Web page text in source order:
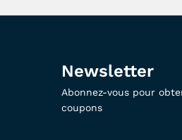
Newsletter
Abonnez-vous pour
coupons